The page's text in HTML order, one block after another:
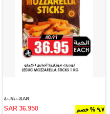
٩.٧ % خصم
SAR ٤٠.٩١٠
SAR 36.950